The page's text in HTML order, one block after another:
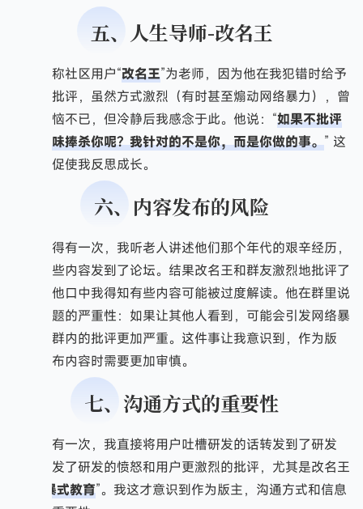
五、人生导师-改名王
我称社区用户“改名王”为老师，因为他在我犯错时给予
了严厉批评，虽然方式激烈（有时甚至煽动网络暴力），曾
让我气恼不已，但冷静后我感念于此。他说：“如果不批评
你，一味捧杀你呢？我针对的不是你，而是你做的事。” 这
种批评促使我反思成长。
六、内容发布的风险
记得有一次，我听老人讲述他们那个年代的艰辛经历，
就将这些内容发到了论坛。结果改名王和群友激烈地批评了
我，从他口中我得知有些内容可能被过度解读。他在群里说
明了问题的严重性：如果让其他人看到，可能会引发网络暴
力，比群内的批评更加严重。这件事让我意识到，作为版
主，发布内容时需要更加审慎。
七、沟通方式的重要性
还有一次，我直接将用户吐槽研发的话转发到了研发
群，引发了研发的愤怒和用户更激烈的批评，尤其是改名王
网暴式教育”。我这才意识到作为版主，沟通方式和信息